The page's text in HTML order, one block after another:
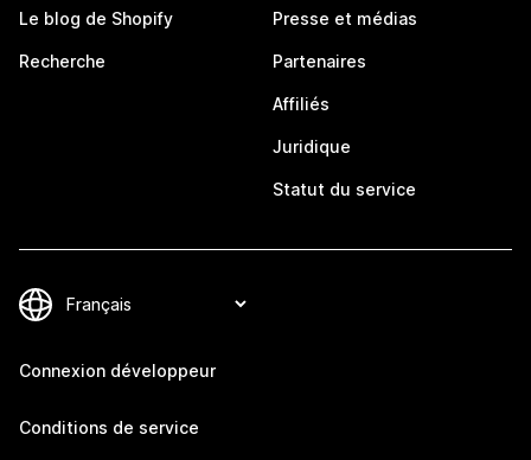
Le blog de Shopify
Recherche
Presse et médias
Partenaires
Affiliés
Juridique
Statut du service
Connexion développeur
Conditions de service